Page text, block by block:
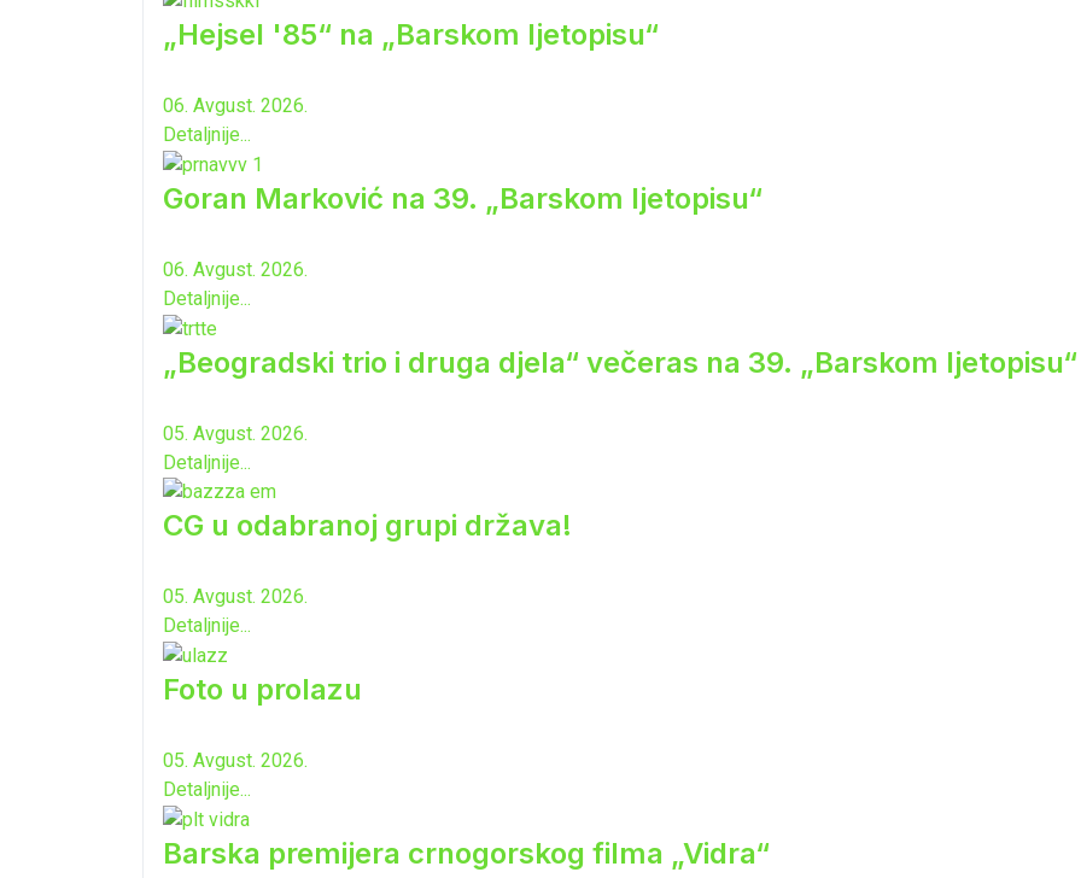
„Hejsel '85“ na „Barskom ljetopisu“
06. Avgust. 2026.
Detaljnije...
Goran Marković na 39. „Barskom ljetopisu“
06. Avgust. 2026.
Detaljnije...
„Beogradski trio i druga djela“ večeras na 39. „Barskom ljetopisu“
05. Avgust. 2026.
Detaljnije...
CG u odabranoj grupi država!
05. Avgust. 2026.
Detaljnije...
Foto u prolazu
05. Avgust. 2026.
Detaljnije...
Barska premijera crnogorskog filma „Vidra“